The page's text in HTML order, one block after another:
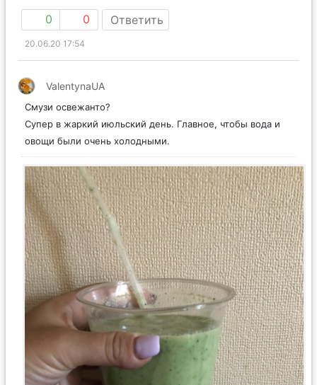
0 0 Ответить
20.06.20 17:54
ValentynaUA
Смузи освежанто?
Супер в жаркий июльский день. Главное, чтобы вода и
овощи были очень холодными.